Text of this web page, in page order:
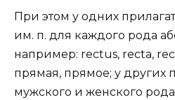
При этом у одних
им. п. для каждого рода
например: rectus, recta,
прямая, прямое; у других
мужского и женского